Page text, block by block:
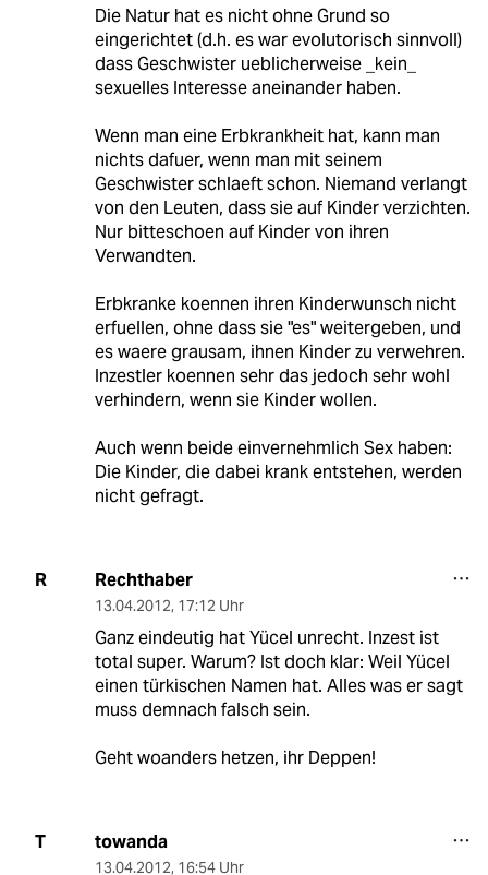
Die Natur hat es nicht ohne Grund so
eingerichtet (d.h. es war evolutorisch sinnvoll)
dass Geschwister ueblicherweise _kein_
sexuelles Interesse aneinander haben.
Wenn man eine Erbkrankheit hat, kann man
nichts dafuer, wenn man mit seinem
Geschwister schlaeft schon. Niemand verlangt
von den Leuten, dass sie auf Kinder verzichten.
Nur bitteschoen auf Kinder von ihren
Verwandten.
Erbkranke koennen ihren Kinderwunsch nicht
erfuellen, ohne dass sie "es" weitergeben, und
es waere grausam, ihnen Kinder zu verwehren.
Inzestler koennen sehr das jedoch sehr wohl
verhindern, wenn sie Kinder wollen.
Auch wenn beide einvernehmlich Sex haben:
Die Kinder, die dabei krank entstehen, werden
nicht gefragt.
R Rechthaber
13.04.2012, 17:12 Uhr
Ganz eindeutig hat Yücel unrecht. Inzest ist
total super. Warum? Ist doch klar: Weil Yücel
einen türkischen Namen hat. Alles was er sagt
muss demnach falsch sein.
Geht woanders hetzen, ihr Deppen!
T towanda
13.04.2012, 16:54 Uhr